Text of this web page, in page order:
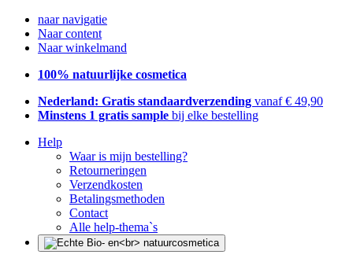
naar navigatie
Naar content
Naar winkelmand
100% natuurlijke cosmetica
Nederland: Gratis standaardverzending vanaf € 49,90
Minstens 1 gratis sample bij elke bestelling
Help
Waar is mijn bestelling?
Retourneringen
Verzendkosten
Betalingsmethoden
Contact
Alle help-thema`s